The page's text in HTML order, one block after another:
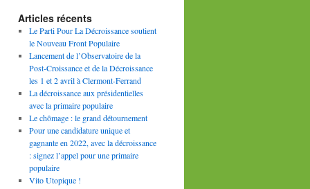
Articles récents
Le Parti Pour La Décroissance soutient
le Nouveau Front Populaire
Lancement de l’Observatoire de la
Post-Croissance et de la Décroissance
les 1 et 2 avril à Clermont-Ferrand
La décroissance aux présidentielles
avec la primaire populaire
Le chômage : le grand détournement
Pour une candidature unique et
gagnante en 2022, avec la décroissance
: signez l’appel pour une primaire
populaire
Vito Utopique !